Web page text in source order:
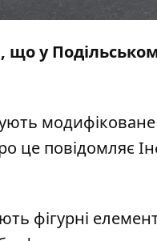
що у
це повідомляє
фігурні